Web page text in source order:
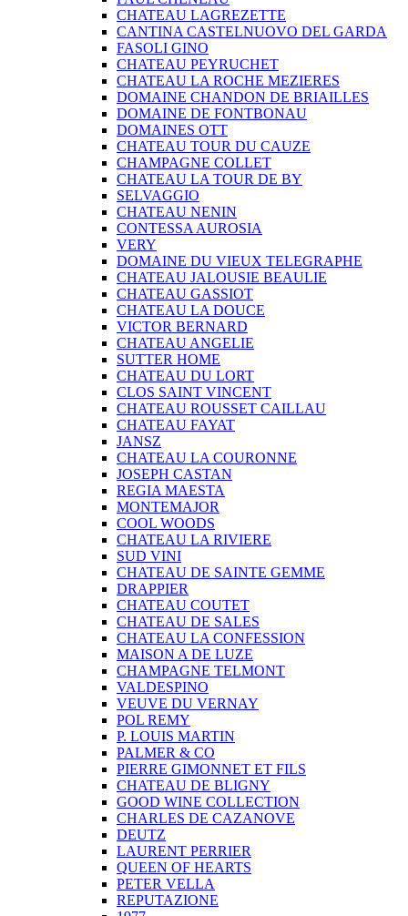
CHATEAU LAGREZETTE
CANTINA CASTELNUOVO DEL GARDA
FASOLI GINO
CHATEAU PEYRUCHET
CHATEAU LA ROCHE MEZIERES
DOMAINE CHANDON DE BRIAILLES
DOMAINE DE FONTBONAU
DOMAINES OTT
CHATEAU TOUR DU CAUZE
CHAMPAGNE COLLET
CHATEAU LA TOUR DE BY
SELVAGGIO
CHATEAU NENIN
CONTESSA AUROSIA
VERY
DOMAINE DU VIEUX TELEGRAPHE
CHATEAU JALOUSIE BEAULIE
CHATEAU GASSIOT
CHATEAU LA DOUCE
VICTOR BERNARD
CHATEAU ANGELIE
SUTTER HOME
CHATEAU DU LORT
CLOS SAINT VINCENT
CHATEAU ROUSSET CAILLAU
CHATEAU FAYAT
JANSZ
CHATEAU LA COURONNE
JOSEPH CASTAN
REGIA MAESTA
MONTEMAJOR
COOL WOODS
CHATEAU LA RIVIERE
SUD VINI
CHATEAU DE SAINTE GEMME
DRAPPIER
CHATEAU COUTET
CHATEAU DE SALES
CHATEAU LA CONFESSION
MAISON A DE LUZE
CHAMPAGNE TELMONT
VALDESPINO
VEUVE DU VERNAY
POL REMY
P. LOUIS MARTIN
PALMER & CO
PIERRE GIMONNET ET FILS
CHATEAU DE BLIGNY
GOOD WINE COLLECTION
CHARLES DE CAZANOVE
DEUTZ
LAURENT PERRIER
QUEEN OF HEARTS
PETER VELLA
REPUTAZIONE